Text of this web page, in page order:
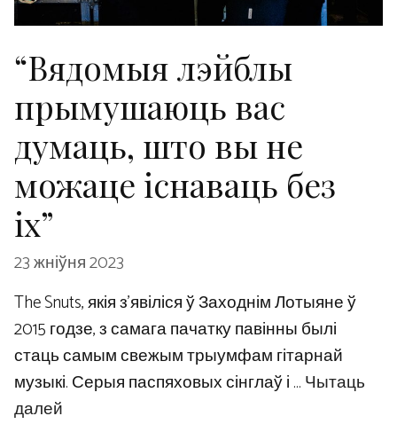
“Вядомыя лэйблы
прымушаюць вас
думаць, што вы не
можаце існаваць без
іх”
23 жніўня 2023
The Snuts, якія з’явіліся ў Заходнім Лотыяне ў
2015 годзе, з самага пачатку павінны былі
стаць самым свежым трыумфам гітарнай
музыкі. Серыя паспяховых сінглаў і …Чытаць
далей